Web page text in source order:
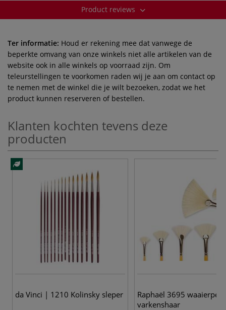
Product reviews
Ter informatie: Houd er rekening mee dat vanwege de
beperkte omvang van onze winkels niet alle artikelen van de
website ook in alle winkels op voorraad zijn. Om
teleurstellingen te voorkomen raden wij je aan om contact op
te nemen met de winkel die je wilt bezoeken, zodat we het
product kunnen reserveren of bestellen.
Klanten kochten tevens deze
producten
da Vinci | 1210 Kolinsky sleper
Raphaël 3695
varkenshaar